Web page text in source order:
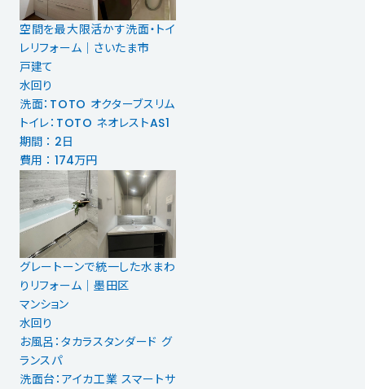
空間を最大限活かす洗面・トイ
レリフォーム｜さいたま市
戸建て
水回り
洗面：TOTO オクターブスリム
トイレ：TOTO ネオレストAS1
期間 ： 2日
費用 ： 174万円
グレートーンで統一した水まわ
りリフォーム｜墨田区
マンション
水回り
お風呂：タカラスタンダード グ
ランスパ
洗面台：アイカ工業 スマートサ